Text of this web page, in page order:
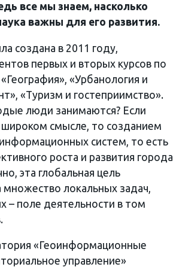
все мы знаем, насколько
важны для его развития.
создана в 2011 году,
первых и вторых курсов по
«Урбанология и
«Туризм и гостеприимство».
люди занимаются? Если
широком смысле, то созданием
систем, то есть
роста и развития города
эта глобальная цель
множество локальных задач,
– поле деятельности в том
«Геоинформационные
управление»